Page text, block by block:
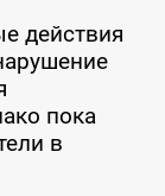
действия
пока
в